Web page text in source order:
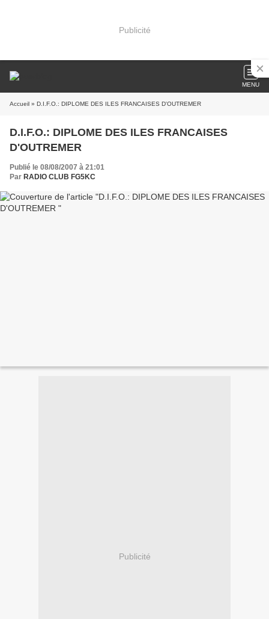
Publicité
MENU
Accueil » D.I.F.O.: DIPLOME DES ILES FRANCAISES D'OUTREMER
D.I.F.O.: DIPLOME DES ILES FRANCAISES
D'OUTREMER
Publié le 08/08/2007 à 21:01
Par RADIO CLUB FG5KC
Publicité